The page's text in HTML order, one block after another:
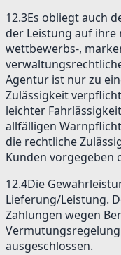
12.3Es obliegt auch
der Leistung auf
wettbewerbs-,
Agentur ist nur zu
Zulässigkeit
leichter
allfälligen
die rechtliche
Kunden vorgegeben
12.4Die
Lieferung/Leistung.
Zahlungen wegen
Vermutungsregelung
ausgeschlossen.